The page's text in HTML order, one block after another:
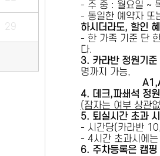
29
- 주 중 : 월요일 ~
- 동일한 예약자 또
하시더라도, 할인
- 한 가족 기준 단
다.
3. 카라반 정원기준
명까지 가능,
A1,A2 카
4. 데크,파쇄석 정
(잠자는 여부 상관
5. 퇴실시간 초과
- 시간당(카라반
- 4시간 초과시에
6. 주차등록은 캠